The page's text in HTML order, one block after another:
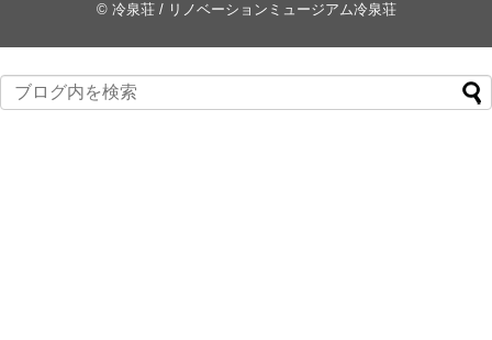
© 冷泉荘 / リノベーションミュージアム冷泉荘